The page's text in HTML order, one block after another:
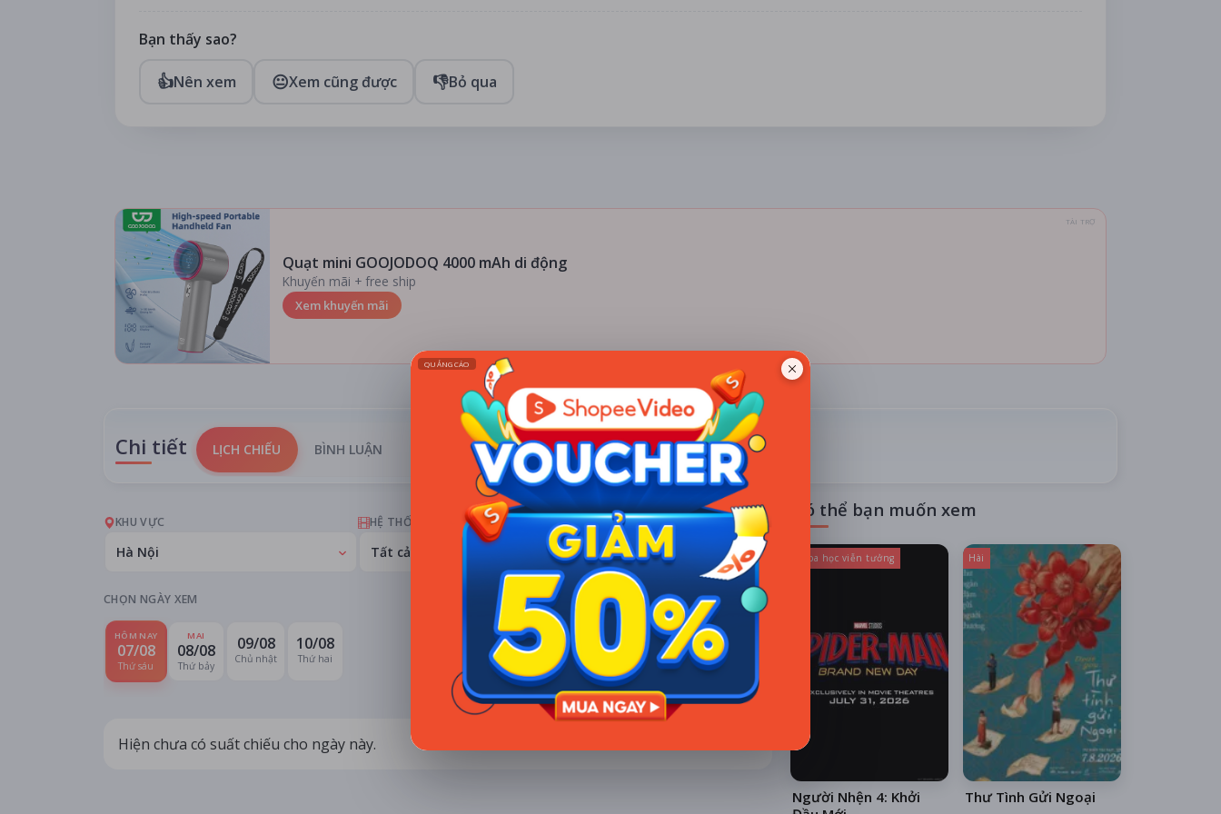
Bạn thấy sao?
👍Nên xem 😐Xem cũng được 👎Bỏ qua
TÀI TRỢ
Quạt mini GOOJODOQ 4000 mAh di động
Khuyến mãi + free ship
Xem khuyến mãi
Chi tiết LỊCH CHIẾU BÌNH LUẬN ĐÁNH GIÁ TIN TỨC
KHU VỰC
Hà Nội
HỆ THỐNG RẠP
Tất cả hệ thống
CHỌN NGÀY XEM
HÔM NAY
07/08
Thứ sáu
MAI
08/08
Thứ bảy
09/08
Chủ nhật
10/08
Thứ hai
Hiện chưa có suất chiếu cho ngày này.
Có thể bạn muốn xem
Khoa học viễn tưởng
Người Nhện 4: Khởi
Hài
Thư Tình Gửi Ngoại